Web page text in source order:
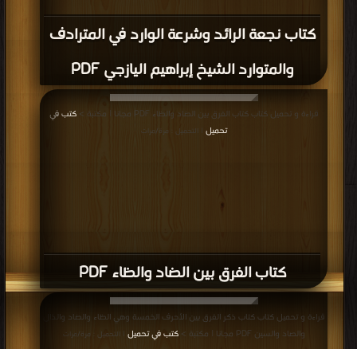
كتاب نجعة الرائد وشرعة الوارد في المترادف
والمتوارد الشيخ إبراهيم اليازجي PDF
كتاب الفرق بين الضاد والظاء PDF
قراءة و تحميل كتاب كتاب الفرق بين الضاد والظاء PDF مجانا | مكتبة >
كتب في
تحميل
| التحميل : مرة/مرات
قراءة و تحميل كتاب كتاب ذكر الفرق بين الأحرف الخمسة وهي الظاء والضاد والذال
والصاد والسين PDF مجانا | مكتبة >
كتب في تحميل | التحميل : مرة/مرات